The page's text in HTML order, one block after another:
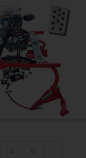
›